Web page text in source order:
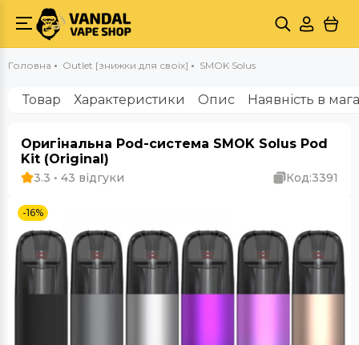
Головна Outlet [знижки для своїх] SMOK Solus
Товар Характеристики Опис Наявність в
Оригінальна Pod-система SMOK Solus Pod
Kit (Original)
3.3 • 43 відгуки Код:3391
-16%